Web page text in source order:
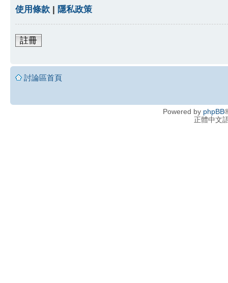
使用條款 | 隱私政策
註冊
討論區首頁
Powered by phpBB
正體中文